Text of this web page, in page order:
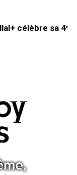
célèbre sa 4ᵉ